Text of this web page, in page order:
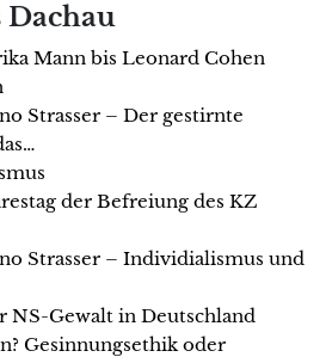
Dachau
Mann bis Leonard Cohen
Strasser – Der gestirnte
der Befreiung des KZ
Strasser – Individialismus und
NS-Gewalt in Deutschland
Gesinnungsethik oder